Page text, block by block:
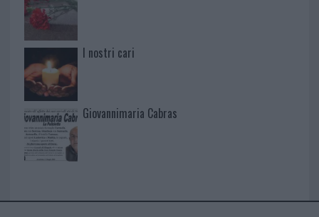
I nostri cari
Giovannimaria Cabras